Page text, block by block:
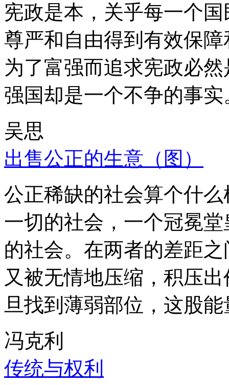
宪政是本，关乎每一个
尊严和自由得到有效保
为了富强而追求宪政必
强国却是一个不争的事实
吴思
出售公正的生意（图）
公正稀缺的社会算个什
一切的社会，一个冠冕
的社会。在两者的差距
又被无情地压缩，积压
旦找到薄弱部位，这股
冯克利
传统与权利